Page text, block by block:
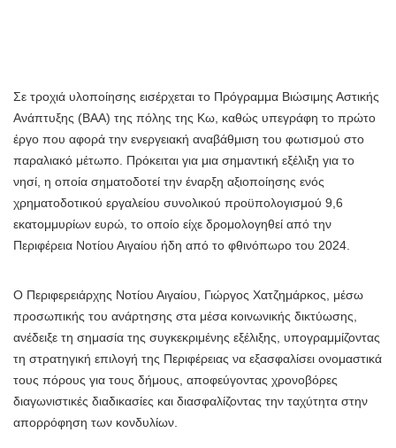
Σε τροχιά υλοποίησης εισέρχεται το Πρόγραμμα Βιώσιμης Αστικής
Ανάπτυξης (ΒΑΑ) της πόλης της Κω, καθώς υπεγράφη το πρώτο
έργο που αφορά την ενεργειακή αναβάθμιση του φωτισμού στο
παραλιακό μέτωπο. Πρόκειται για μια σημαντική εξέλιξη για το
νησί, η οποία σηματοδοτεί την έναρξη αξιοποίησης ενός
χρηματοδοτικού εργαλείου συνολικού προϋπολογισμού 9,6
εκατομμυρίων ευρώ, το οποίο είχε δρομολογηθεί από την
Περιφέρεια Νοτίου Αιγαίου ήδη από το φθινόπωρο του 2024.
Ο Περιφερειάρχης Νοτίου Αιγαίου, Γιώργος Χατζημάρκος, μέσω
προσωπικής του ανάρτησης στα μέσα κοινωνικής δικτύωσης,
ανέδειξε τη σημασία της συγκεκριμένης εξέλιξης, υπογραμμίζοντας
τη στρατηγική επιλογή της Περιφέρειας να εξασφαλίσει ονομαστικά
τους πόρους για τους δήμους, αποφεύγοντας χρονοβόρες
διαγωνιστικές διαδικασίες και διασφαλίζοντας την ταχύτητα στην
απορρόφηση των κονδυλίων.